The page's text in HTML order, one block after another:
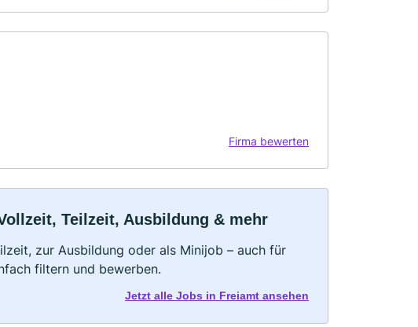
Firma bewerten
Teilzeit, Ausbildung & mehr
zur Ausbildung oder als Minijob – auch für
filtern und bewerben.
Jetzt alle Jobs in Freiamt ansehen